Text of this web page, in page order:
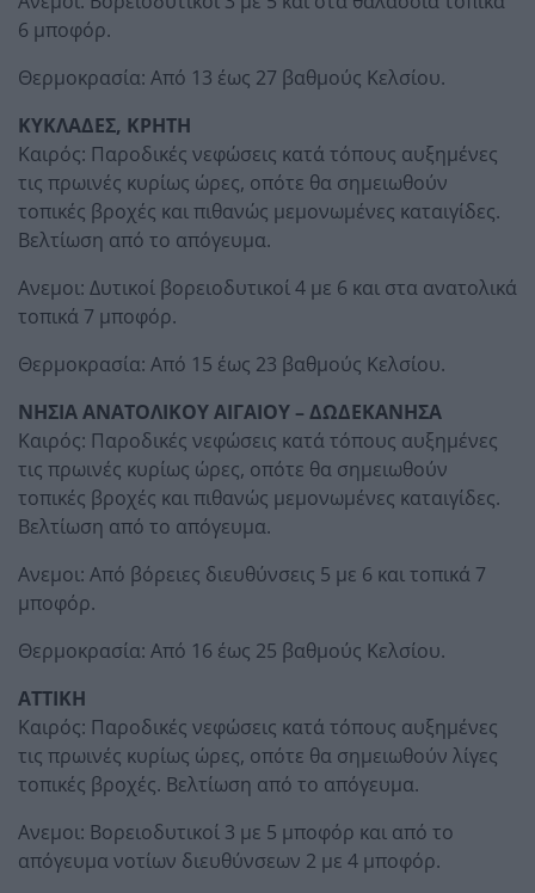
6 μποφόρ.
Θερμοκρασία: Από 13 έως 27 βαθμούς Κελσίου.
ΚΥΚΛΑΔΕΣ, ΚΡΗΤΗ
Καιρός: Παροδικές νεφώσεις κατά τόπους αυξημένες
τις πρωινές κυρίως ώρες, οπότε θα σημειωθούν
τοπικές βροχές και πιθανώς μεμονωμένες καταιγίδες.
Βελτίωση από το απόγευμα.
Ανεμοι: Δυτικοί βορειοδυτικοί 4 με 6 και στα ανατολικά
τοπικά 7 μποφόρ.
Θερμοκρασία: Από 15 έως 23 βαθμούς Κελσίου.
ΝΗΣΙΑ ΑΝΑΤΟΛΙΚΟΥ ΑΙΓΑΙΟΥ – ΔΩΔΕΚΑΝΗΣΑ
Καιρός: Παροδικές νεφώσεις κατά τόπους αυξημένες
τις πρωινές κυρίως ώρες, οπότε θα σημειωθούν
τοπικές βροχές και πιθανώς μεμονωμένες καταιγίδες.
Βελτίωση από το απόγευμα.
Ανεμοι: Από βόρειες διευθύνσεις 5 με 6 και τοπικά 7
μποφόρ.
Θερμοκρασία: Από 16 έως 25 βαθμούς Κελσίου.
ΑΤΤΙΚΗ
Καιρός: Παροδικές νεφώσεις κατά τόπους αυξημένες
τις πρωινές κυρίως ώρες, οπότε θα σημειωθούν λίγες
τοπικές βροχές. Βελτίωση από το απόγευμα.
Ανεμοι: Βορειοδυτικοί 3 με 5 μποφόρ και από το
απόγευμα νοτίων διευθύνσεων 2 με 4 μποφόρ.